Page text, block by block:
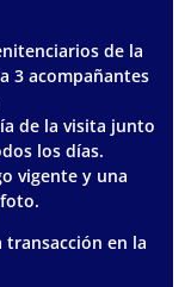
de la
3 acompañantes
de la visita junto
los días.
vigente y una
transacción en la